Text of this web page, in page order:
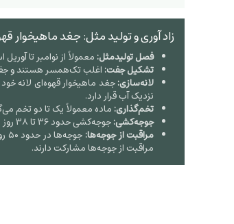
زاد آوری و تولید مثل: جغد ماهیخوار
فصل تولیدمثل: معمولاً از نوامبر تا
تشکیل جفت: اغلب تک‌همسر هستند و
لانه‌سازی:جغد ماهیخوار قهوه‌ای لانه
نزدیک آب قرار دارد.
تخم‌گذاری: ماده معمولاً یک تا دو تخم
جوجه‌کشی:جوجه‌کشی حدود ۳۶ تا ۳۸ روز طول می‌کشد و عمدتاً توسط ماده انجام می‌شود. نر در این مدت برای ماده غذا تهیه می‌کند.
مراقبت از جوجه‌ها:
مراقبت از جوجه‌ها مشارکت دارند.